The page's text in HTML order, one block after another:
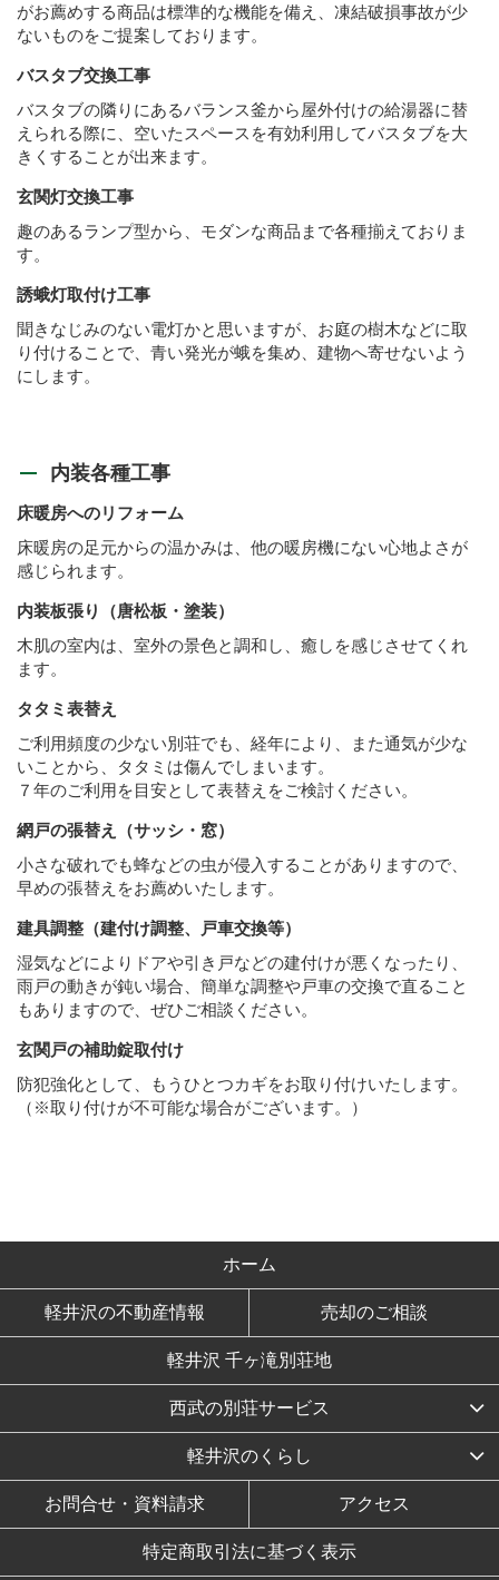
がお薦めする商品は標準的な機能を備え、凍結破損事故が少
ないものをご提案しております。
バスタブ交換工事
バスタブの隣りにあるバランス釜から屋外付けの給湯器に替
えられる際に、空いたスペースを有効利用してバスタブを大
きくすることが出来ます。
玄関灯交換工事
趣のあるランプ型から、モダンな商品まで各種揃えておりま
す。
誘蛾灯取付け工事
聞きなじみのない電灯かと思いますが、お庭の樹木などに取
り付けることで、青い発光が蛾を集め、建物へ寄せないよう
にします。
内装各種工事
床暖房へのリフォーム
床暖房の足元からの温かみは、他の暖房機にない心地よさが
感じられます。
内装板張り（唐松板・塗装）
木肌の室内は、室外の景色と調和し、癒しを感じさせてくれ
ます。
タタミ表替え
ご利用頻度の少ない別荘でも、経年により、また通気が少な
いことから、タタミは傷んでしまいます。
７年のご利用を目安として表替えをご検討ください。
網戸の張替え（サッシ・窓）
小さな破れでも蜂などの虫が侵入することがありますので、
早めの張替えをお薦めいたします。
建具調整（建付け調整、戸車交換等）
湿気などによりドアや引き戸などの建付けが悪くなったり、
雨戸の動きが鈍い場合、簡単な調整や戸車の交換で直ること
もありますので、ぜひご相談ください。
玄関戸の補助錠取付け
防犯強化として、もうひとつカギをお取り付けいたします。
（※取り付けが不可能な場合がございます。）
ホーム
軽井沢の不動産情報 売却のご相談
軽井沢 千ヶ滝別荘地
西武の別荘サービス
軽井沢のくらし
お問合せ・資料請求 アクセス
特定商取引法に基づく表示